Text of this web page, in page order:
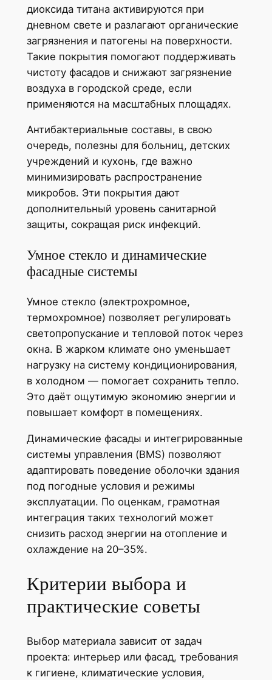
диоксида титана активируются при
дневном свете и разлагают органические
загрязнения и патогены на поверхности.
Такие покрытия помогают поддерживать
чистоту фасадов и снижают загрязнение
воздуха в городской среде, если
применяются на масштабных площадях.
Антибактериальные составы, в свою
очередь, полезны для больниц, детских
учреждений и кухонь, где важно
минимизировать распространение
микробов. Эти покрытия дают
дополнительный уровень санитарной
защиты, сокращая риск инфекций.
Умное стекло и динамические
фасадные системы
Умное стекло (электрохромное,
термохромное) позволяет регулировать
светопропускание и тепловой поток через
окна. В жарком климате оно уменьшает
нагрузку на систему кондиционирования,
в холодном — помогает сохранить тепло.
Это даёт ощутимую экономию энергии и
повышает комфорт в помещениях.
Динамические фасады и интегрированные
системы управления (BMS) позволяют
адаптировать поведение оболочки здания
под погодные условия и режимы
эксплуатации. По оценкам, грамотная
интеграция таких технологий может
снизить расход энергии на отопление и
охлаждение на 20–35%.
Критерии выбора и
практические советы
Выбор материала зависит от задач
проекта: интерьер или фасад, требования
к гигиене, климатические условия,